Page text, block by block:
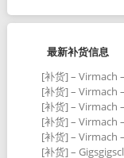
最新补货信息
[补货] – Virmach
[补货] – Virmach
[补货] – Virmach
[补货] – Virmach
[补货] – Virmach
[补货] –